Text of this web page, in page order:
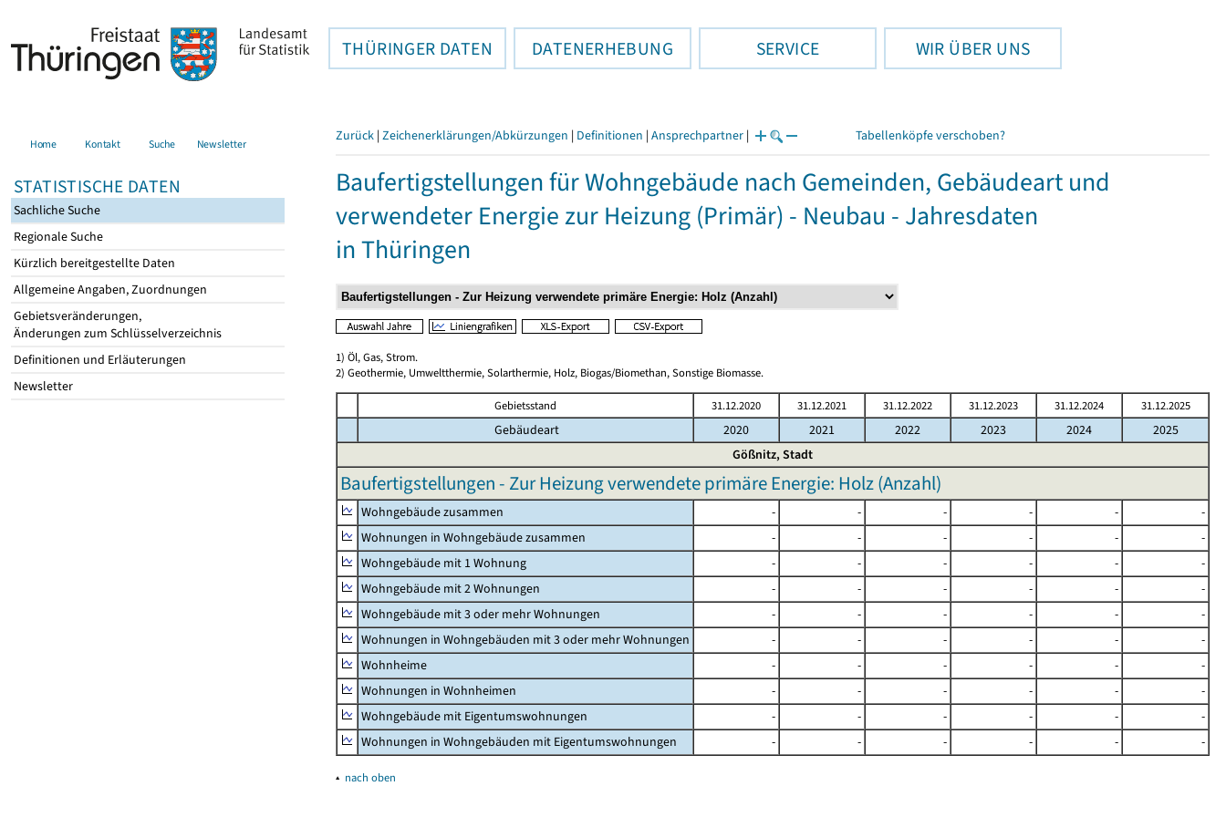
THÜRINGER DATEN DATENERHEBUNG SERVICE WIR ÜBER UNS
Home Kontakt Suche Newsletter
STATISTISCHE DATEN
Sachliche Suche
Regionale Suche
Kürzlich bereitgestellte Daten
Allgemeine Angaben, Zuordnungen
Gebietsveränderungen,
Änderungen zum Schlüsselverzeichnis
Definitionen und Erläuterungen
Newsletter
Zurück | Zeichenerklärungen/Abkürzungen | Definitionen | Ansprechpartner | Tabellenköpfe verschoben?
Baufertigstellungen für Wohngebäude nach Gemeinden, Gebäudeart und
verwendeter Energie zur Heizung (Primär) - Neubau - Jahresdaten
in Thüringen
1) Öl, Gas, Strom.
2) Geothermie, Umweltthermie, Solarthermie, Holz, Biogas/Biomethan, Sonstige Biomasse.
Gebietsstand 31.12.2020 31.12.2021 31.12.2022 31.12.2023 31.12.2024 31.12.2025
Gebäudeart 2020 2021 2022 2023 2024
2025
Gößnitz, Stadt
Baufertigstellungen - Zur Heizung verwendete primäre Energie: Holz (Anzahl)
Wohngebäude zusammen - - - - -
-
Wohnungen in Wohngebäude zusammen
- - - - -
-
Wohngebäude mit 1 Wohnung
- - - - -
-
Wohngebäude mit 2 Wohnungen
- - - - -
-
Wohngebäude mit 3 oder mehr Wohnungen
- - - - -
-
Wohnungen in Wohngebäuden mit 3 oder mehr Wohnungen
- - - - -
-
Wohnheime
- - - - -
-
Wohnungen in Wohnheimen
- - - - -
-
Wohngebäude mit Eigentumswohnungen
- - - - -
-
Wohnungen in Wohngebäuden mit Eigentumswohnungen
- - - - - -
▴ nach oben